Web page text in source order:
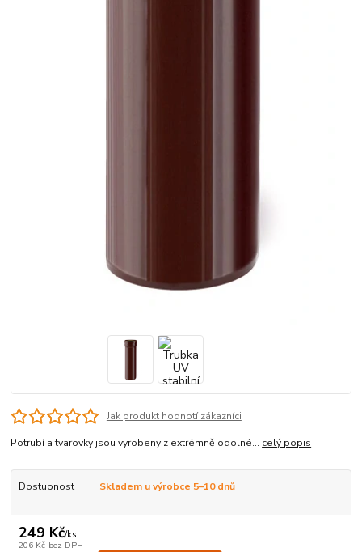
Jak produkt hodnotí zákazníci
Potrubí a tvarovky jsou vyrobeny z extrémně odolné... celý popis
Dostupnost Skladem u výrobce 5–10 dnů
249 Kč/ks
206 Kč bez DPH